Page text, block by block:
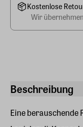
Beschreibung
Eine berauschende
Kostenlose
Wir